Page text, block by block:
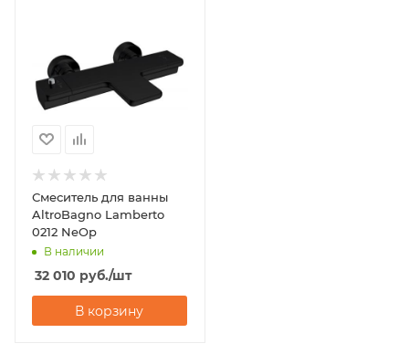
Смеситель для ванны
AltroBagno Lamberto
0212 NeOp
В наличии
32 010 руб./шт
В корзину